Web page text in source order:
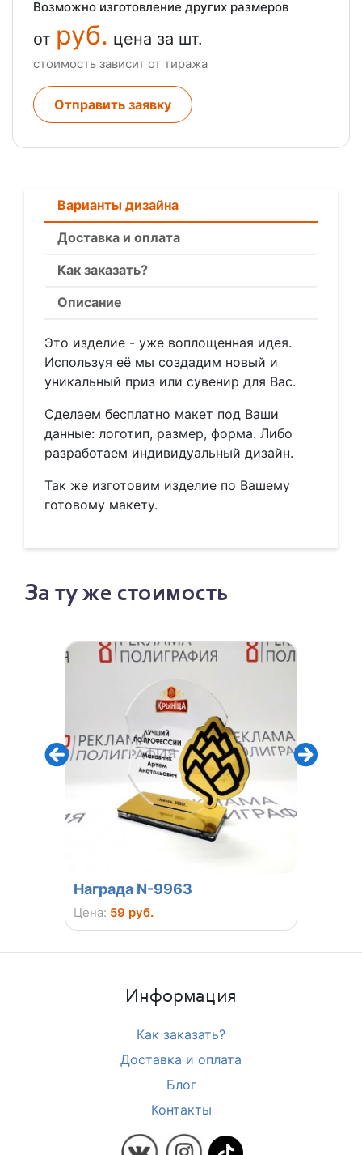
Возможно изготовление других размеров
от руб. цена за шт.
стоимость зависит от тиража
Отправить заявку
Варианты дизайна
Доставка и оплата
Как заказать?
Описание
Это изделие - уже воплощенная идея.
Используя её мы создадим новый и
уникальный приз или сувенир для Вас.
Сделаем бесплатно макет под Ваши
данные: логотип, размер, форма. Либо
разработаем индивидуальный дизайн.
Так же изготовим изделие по Вашему
готовому макету.
За ту же стоимость
Награда N-9963
Цена: 59 руб.
Информация
Как заказать?
Доставка и оплата
Блог
Контакты